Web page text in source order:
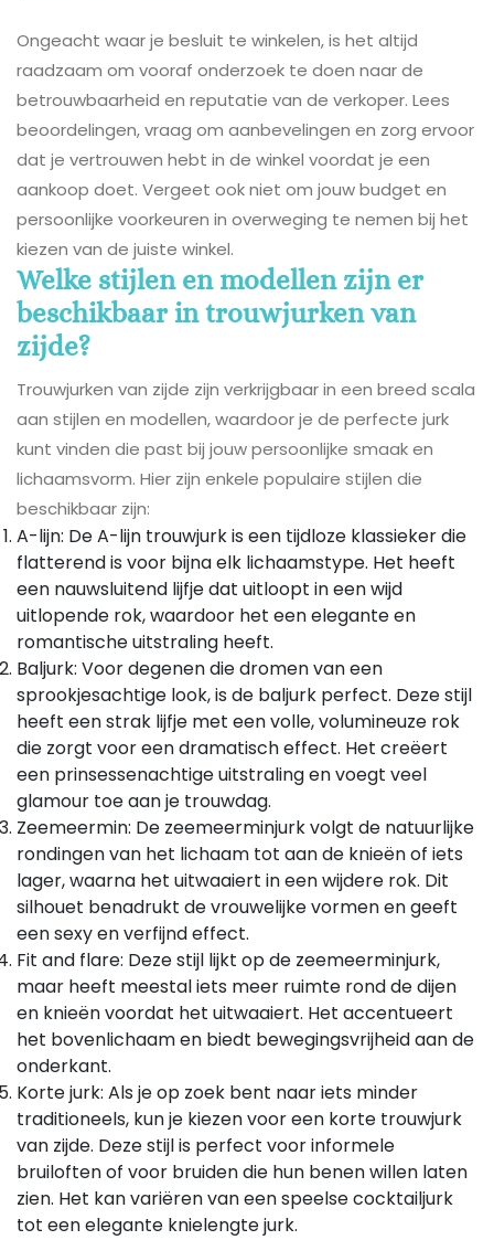
Ongeacht waar je besluit te winkelen, is het altijd
raadzaam om vooraf onderzoek te doen naar de
betrouwbaarheid en reputatie van de verkoper. Lees
beoordelingen, vraag om aanbevelingen en zorg ervoor
dat je vertrouwen hebt in de winkel voordat je een
aankoop doet. Vergeet ook niet om jouw budget en
persoonlijke voorkeuren in overweging te nemen bij het
kiezen van de juiste winkel.
Welke stijlen en modellen zijn er
beschikbaar in trouwjurken van
zijde?
Trouwjurken van zijde zijn verkrijgbaar in een breed scala
aan stijlen en modellen, waardoor je de perfecte jurk
kunt vinden die past bij jouw persoonlijke smaak en
lichaamsvorm. Hier zijn enkele populaire stijlen die
beschikbaar zijn:
A-lijn: De A-lijn trouwjurk is een tijdloze klassieker die
flatterend is voor bijna elk lichaamstype. Het heeft
een nauwsluitend lijfje dat uitloopt in een wijd
uitlopende rok, waardoor het een elegante en
romantische uitstraling heeft.
Baljurk: Voor degenen die dromen van een
sprookjesachtige look, is de baljurk perfect. Deze stijl
heeft een strak lijfje met een volle, volumineuze rok
die zorgt voor een dramatisch effect. Het creëert
een prinsessenachtige uitstraling en voegt veel
glamour toe aan je trouwdag.
Zeemeermin: De zeemeerminjurk volgt de natuurlijke
rondingen van het lichaam tot aan de knieën of iets
lager, waarna het uitwaaiert in een wijdere rok. Dit
silhouet benadrukt de vrouwelijke vormen en geeft
een sexy en verfijnd effect.
Fit and flare: Deze stijl lijkt op de zeemeerminjurk,
maar heeft meestal iets meer ruimte rond de dijen
en knieën voordat het uitwaaiert. Het accentueert
het bovenlichaam en biedt bewegingsvrijheid aan de
onderkant.
Korte jurk: Als je op zoek bent naar iets minder
traditioneels, kun je kiezen voor een korte trouwjurk
van zijde. Deze stijl is perfect voor informele
bruiloften of voor bruiden die hun benen willen laten
zien. Het kan variëren van een speelse cocktailjurk
tot een elegante knielengte jurk.